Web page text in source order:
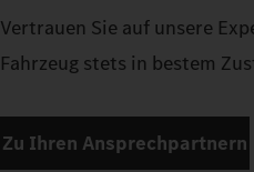
Vertrauen Sie auf unsere
Fahrzeug stets in bestem
Zu Ihren Ansprechpartnern